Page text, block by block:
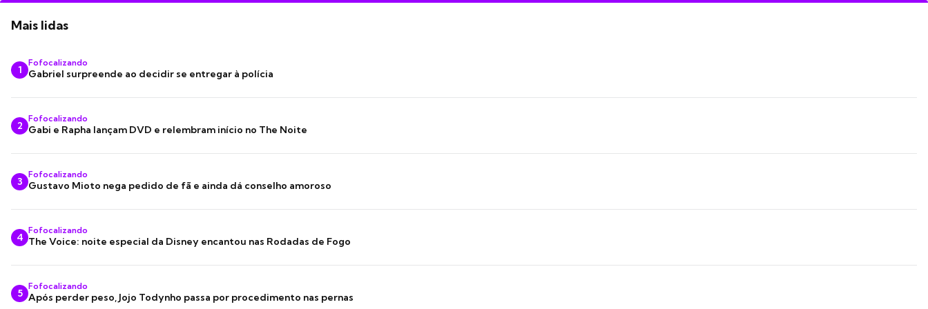
Mais lidas
1
Fofocalizando
Gabriel surpreende ao decidir se entregar à polícia
2
Fofocalizando
Gabi e Rapha lançam DVD e relembram início no The Noite
3
Fofocalizando
Gustavo Mioto nega pedido de fã e ainda dá conselho amoroso
4
Fofocalizando
The Voice: noite especial da Disney encantou nas Rodadas de Fogo
5
Fofocalizando
Após perder peso, Jojo Todynho passa por procedimento nas pernas